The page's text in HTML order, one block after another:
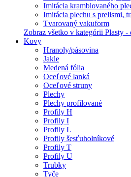
Imitácia kramblovaného
Imitácia plechu s prelismi,
Tvarovaný vakuform
Zobraz všetko v kategórii Plasty -
Kovy
Hranoly/pásovina
Jakle
Medená fólia
Oceľové lanká
Oceľové struny
Plechy
Plechy profilované
Profily H
Profily I
Profily L
Profily šesťuholníkové
Profily T
Profily U
Trubky
Tyče